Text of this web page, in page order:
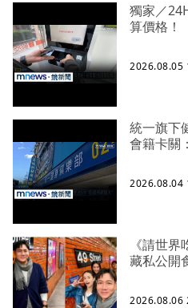
獨家／
算價格！
2026.08.05
統一旗下
會籍卡關
2026.08.04
《請世
藏私公開
2026.08.06